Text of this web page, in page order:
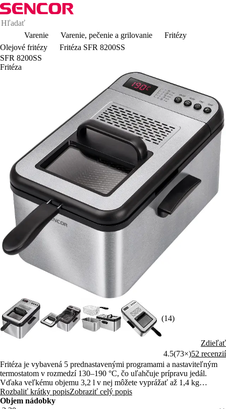
Varenie Varenie, pečenie a grilovanie
Fritézy
Olejové fritézy
Fritéza SFR 8200SS
SFR 8200SS
Fritéza
(14)
Zdieľať
4.5(73×)52 recenzií
Fritéza je vybavená 5 prednastavenými programami a nastaviteľným
termostatom v rozmedzí 130–190 °C, čo uľahčuje prípravu jedál.
Vďaka veľkému objemu 3,2 l v nej môžete vyprážať až 1,4 kg
hranoliek, pričom ich prípravu môžete sledovať cez priehľadné
okienko vo veku.
Rozbaliť krátky popisZobraziť celý popis
Objem nádobky